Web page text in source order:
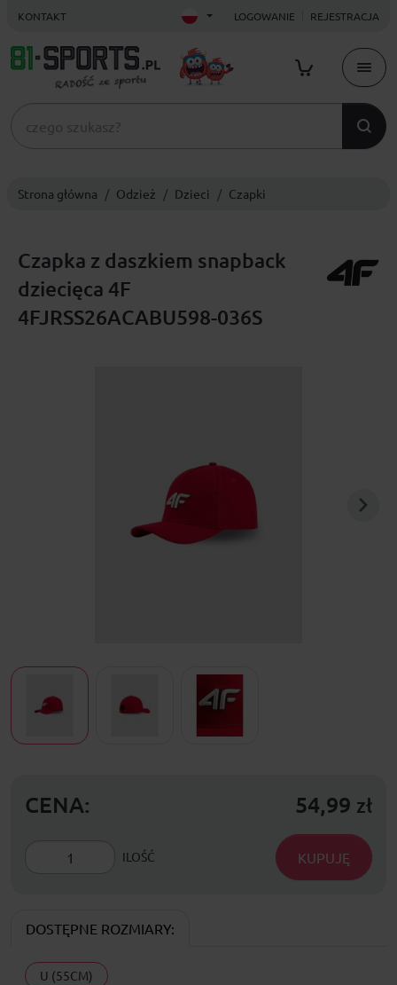
KONTAKT LOGOWANIE REJESTRACJA
Strona główna Odzież Dzieci Czapki
Czapka z daszkiem snapback
dziecięca 4F
4FJRSS26ACABU598-036S
CENA: 54,99 zł
ILOŚĆ KUPUJĘ
DOSTĘPNE ROZMIARY:
U (55CM)